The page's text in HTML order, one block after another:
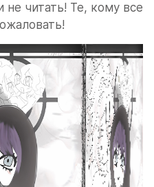
не читать! Те, кому все